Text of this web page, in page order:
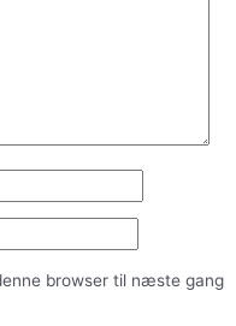
browser til næste gang